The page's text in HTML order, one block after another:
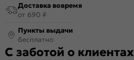
Доставка вовремя
от 690 ₽
Пункты выдачи
бесплатно
С заботой о клиентах